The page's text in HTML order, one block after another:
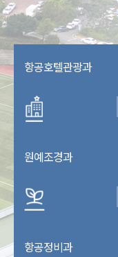
항공호텔관광과
원예조경과
항공정비과